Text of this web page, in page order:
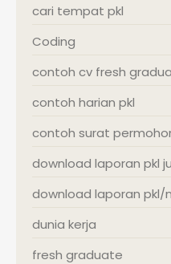
cari tempat pkl
Coding
contoh cv fresh
contoh harian pkl
contoh surat
download laporan pkl
download laporan pkl/
dunia kerja
fresh graduate